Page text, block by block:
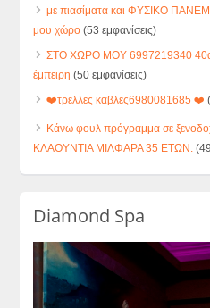
με πιασίματα και ΦΥΣΙΚΟ
μου χώρο (53 εμφανίσεις)
ΣΤΟ ΧΩΡΟ ΜΟΥ 6997219340
έμπειρη (50 εμφανίσεις)
❤️τρελλες καβλες6980081685 ❤️
Κάνω φουλ πρόγραμμα σε
ΚΛΑΟΥΝΤΙΑ ΜΙΛΦΑΡΑ 35 ΕΤΩΝ.
Diamond Spa